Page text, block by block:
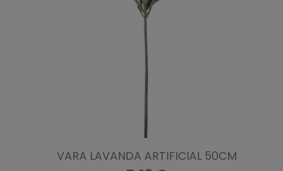
VARA LAVANDA ARTIFICIAL 50CM